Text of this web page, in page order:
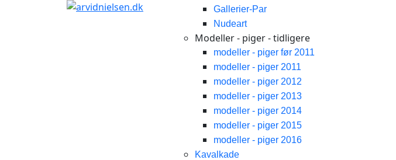
Gallerier-Par
Nudeart
Modeller - piger - tidligere
modeller - piger før 2011
modeller - piger 2011
modeller - piger 2012
modeller - piger 2013
modeller - piger 2014
modeller - piger 2015
modeller - piger 2016
Kavalkade